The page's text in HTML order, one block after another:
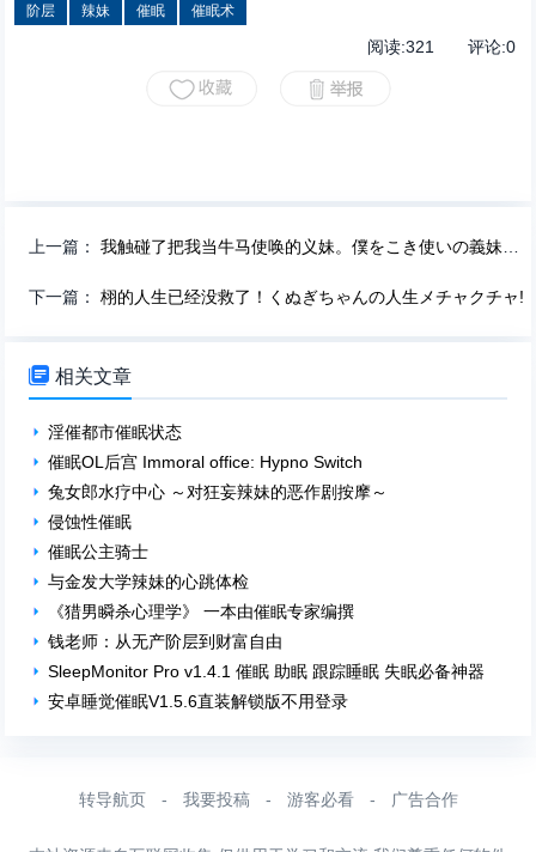
阶层 辣妹 催眠 催眠术
阅读:321 评论:0
上一篇：我触碰了把我当牛马使唤的义妹。僕をこき使いの義妹に触りました
下一篇：栩的人生已经没救了！くぬぎちゃんの人生メチャクチャ!
 相关文章
淫催都市催眠状态
催眠OL后宫 Immoral office: Hypno Switch
兔女郎水疗中心 ～对狂妄辣妹的恶作剧按摩～
侵蚀性催眠
催眠公主骑士
与金发大学辣妹的心跳体检
《猎男瞬杀心理学》 一本由催眠专家编撰
钱老师：从无产阶层到财富自由
SleepMonitor Pro v1.4.1 催眠 助眠 跟踪睡眠 失眠必备神器
安卓睡觉催眠V1.5.6直装解锁版不用登录
转导航页 - 我要投稿 - 游客必看 - 广告合作